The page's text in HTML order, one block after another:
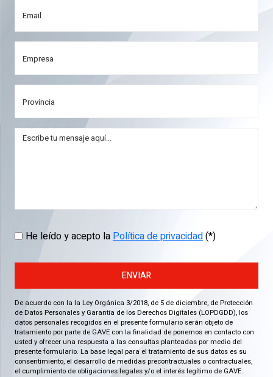
He leído y acepto laPolítica de privacidad(*)
ENVIAR
De acuerdo con la la Ley Orgánica 3/2018, de 5 de diciembre, de Protección
de Datos Personales y Garantía de los Derechos Digitales (LOPDGDD), los
datos personales recogidos en el presente formulario serán objeto de
tratamiento por parte de GAVE con la finalidad de ponernos en contacto con
usted y ofrecer una respuesta a las consultas planteadas por medio del
presente formulario. La base legal para el tratamiento de sus datos es su
consentimiento, el desarrollo de medidas precontractuales o contractuales,
el cumplimiento de obligaciones legales y/o el interés legítimo de GAVE.